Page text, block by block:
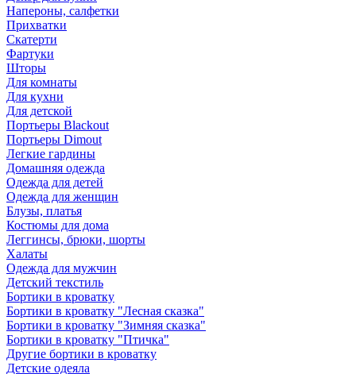
Напероны, салфетки
Прихватки
Скатерти
Фартуки
Шторы
Для комнаты
Для кухни
Для детской
Портьеры Blackout
Портьеры Dimout
Легкие гардины
Домашняя одежда
Одежда для детей
Одежда для женщин
Блузы, платья
Костюмы для дома
Леггинсы, брюки, шорты
Халаты
Одежда для мужчин
Детский текстиль
Бортики в кроватку
Бортики в кроватку "Лесная сказка"
Бортики в кроватку "Зимняя сказка"
Бортики в кроватку "Птичка"
Другие бортики в кроватку
Детские одеяла